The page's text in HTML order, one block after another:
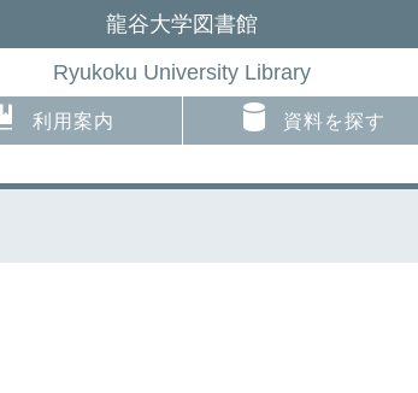
龍谷大学図書館
Ryukoku University Library
利用案内 資料を探す